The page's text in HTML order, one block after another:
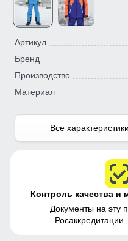
Артикул
Бренд
Производство
Материал
Все
Контроль качества и
Документы на эту
Росаккредитации